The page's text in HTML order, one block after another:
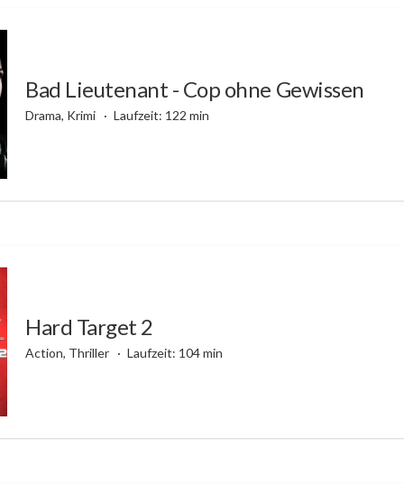
Bad Lieutenant - Cop ohne Gewissen
Drama, Krimi Laufzeit: 122 min
Hard Target 2
Action, Thriller Laufzeit: 104 min